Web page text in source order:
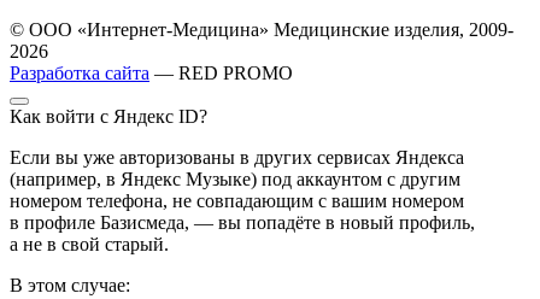
© ООО «Интернет-Медицина» Медицинские изделия, 2009-
2026
Разработка сайта — RED PROMO
Как войти с Яндекс ID?
Если вы уже авторизованы в других сервисах Яндекса
(например, в Яндекс Музыке) под аккаунтом с другим
номером телефона, не совпадающим с вашим номером
в профиле Базисмеда, — вы попадёте в новый профиль,
а не в свой старый.
В этом случае: